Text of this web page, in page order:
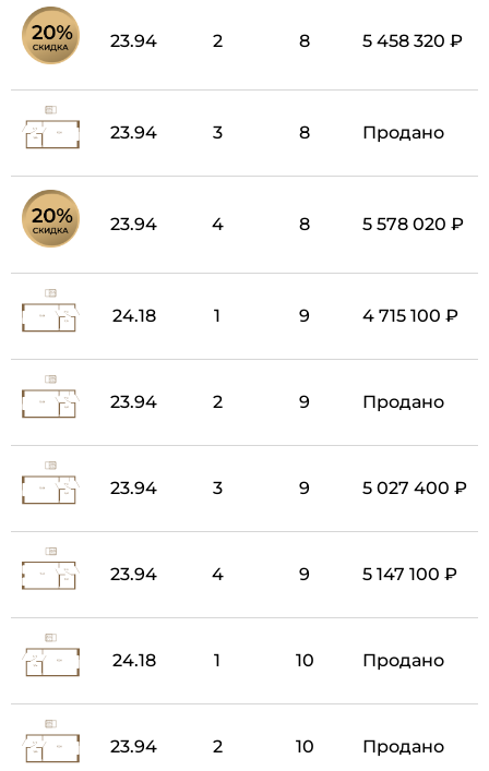
23.94 2 8 5 458 320 ₽
23.94 3 8 Продано
23.94 4 8 5 578 020 ₽
24.18 1 9 4 715 100 ₽
23.94 2 9 Продано
23.94 3 9 5 027 400 ₽
23.94 4 9 5 147 100 ₽
24.18 1 10 Продано
23.94 2 10 Продано